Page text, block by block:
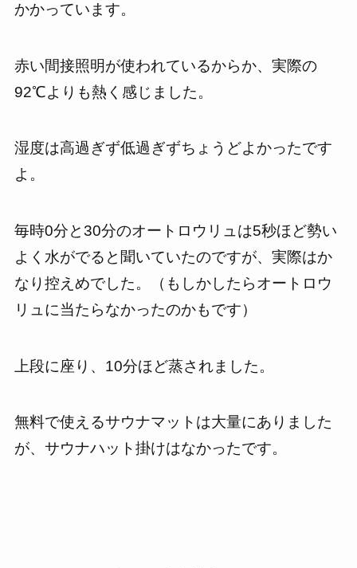
かかっています。
赤い間接照明が使われているからか、実際の
92℃よりも熱く感じました。
湿度は高過ぎず低過ぎずちょうどよかったです
よ。
毎時0分と30分のオートロウリュは5秒ほど勢い
よく水がでると聞いていたのですが、実際はか
なり控えめでした。（もしかしたらオートロウ
リュに当たらなかったのかもです）
上段に座り、10分ほど蒸されました。
無料で使えるサウナマットは大量にありました
が、サウナハット掛けはなかったです。